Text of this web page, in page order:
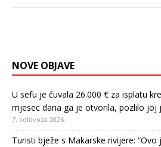
NOVE OBJAVE
U sefu je čuvala 26.000 € za isplatu
mjesec dana ga je otvorila, pozlilo joj
7. kolovoza 2026.
Turisti bježe s Makarske rivijere: “Ovo